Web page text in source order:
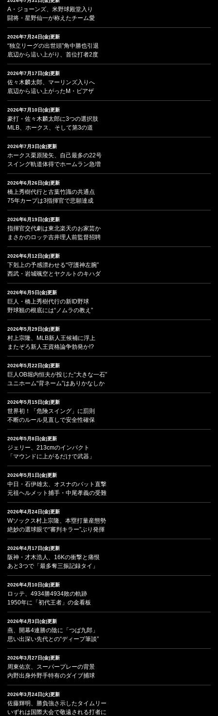
A・ジョーンズ、米野球殿堂入り
闘将・星野仙一が称えたチーム愛
2026年7月24日(金)更新
“独立リーグの出世頭”角中勝也引退
底辺から這い上がり、首位打者2度
2026年7月17日(金)更新
佐々木麟太郎、マーリンズ入りへ
底辺から這い上がったM・ピアザ
2026年7月10日(金)更新
豪打・佐々木麟太郎に3つの選択肢
MLB、ホークス、そして第3の道
2026年7月3日(金)更新
ホークス栗原陵矢、自己最多の22号
スイング軌道体得でホームラン急増
2026年6月26日(金)更新
橋上秀樹代行と古葉竹識の共通点
75年カープは3指揮官で悲願達成
2026年6月19日(金)更新
指揮官交代劇は東北楽天のお家芸か
まさかのロッテ吉井理人前監督招聘
2026年6月12日(金)更新
下剋上の予感漂わせる“守護神左腕”
西武・岩城颯空とヤクルトのキハダ
2026年6月5日(金)更新
巨人・橋上秀樹代行の新ID野球
野球観の根底には“ノムラの教え”
2026年5月29日(金)更新
村上宗隆、MLB新人王候補に浮上
またぞろ新人王資格論争勃発か!?
2026年5月22日(金)更新
巨人OB堀内恒夫が投じた“大きな一石”
ユニホーム“背ネーム”はありかなしか
2026年5月15日(金)更新
世界初！「危険スイング」に罰則
不断のルール見直しで安全性確保
2026年5月8日(金)更新
ジェリー、213cmのインパクト
「マウンドに上がるだけで武器」
2026年5月1日(金)更新
中日・石伊雄太、オスナのバット直撃
元祖ヘルメット捕手・中尾孝義の受難
2026年4月24日(金)更新
Wソックス村上宗隆、本塁打量産態勢
絶妙の選球眼で“審判キラー”ぶり発揮
2026年4月17日(金)更新
阪神・才木浩人、16Kの衝撃と痛恨
あと3つで「最多奪三振記録タイ」
2026年4月10日(金)更新
ロッテ、4934勝4934敗の軌跡
1950年に「初代王者」の金看板
2026年4月3日(金)更新
燕、開幕4連勝の陰に「つば九郎」
思い出深い先代との“ディープ筆談”
2026年3月27日(金)更新
周東佑京、スーパープレーの背景
内野出身外野手特有のダイブ捕球
2026年3月24日(火)更新
佐藤輝明、勝負強さ示したタイムリー
いずれは国際大会で敬遠される打者に